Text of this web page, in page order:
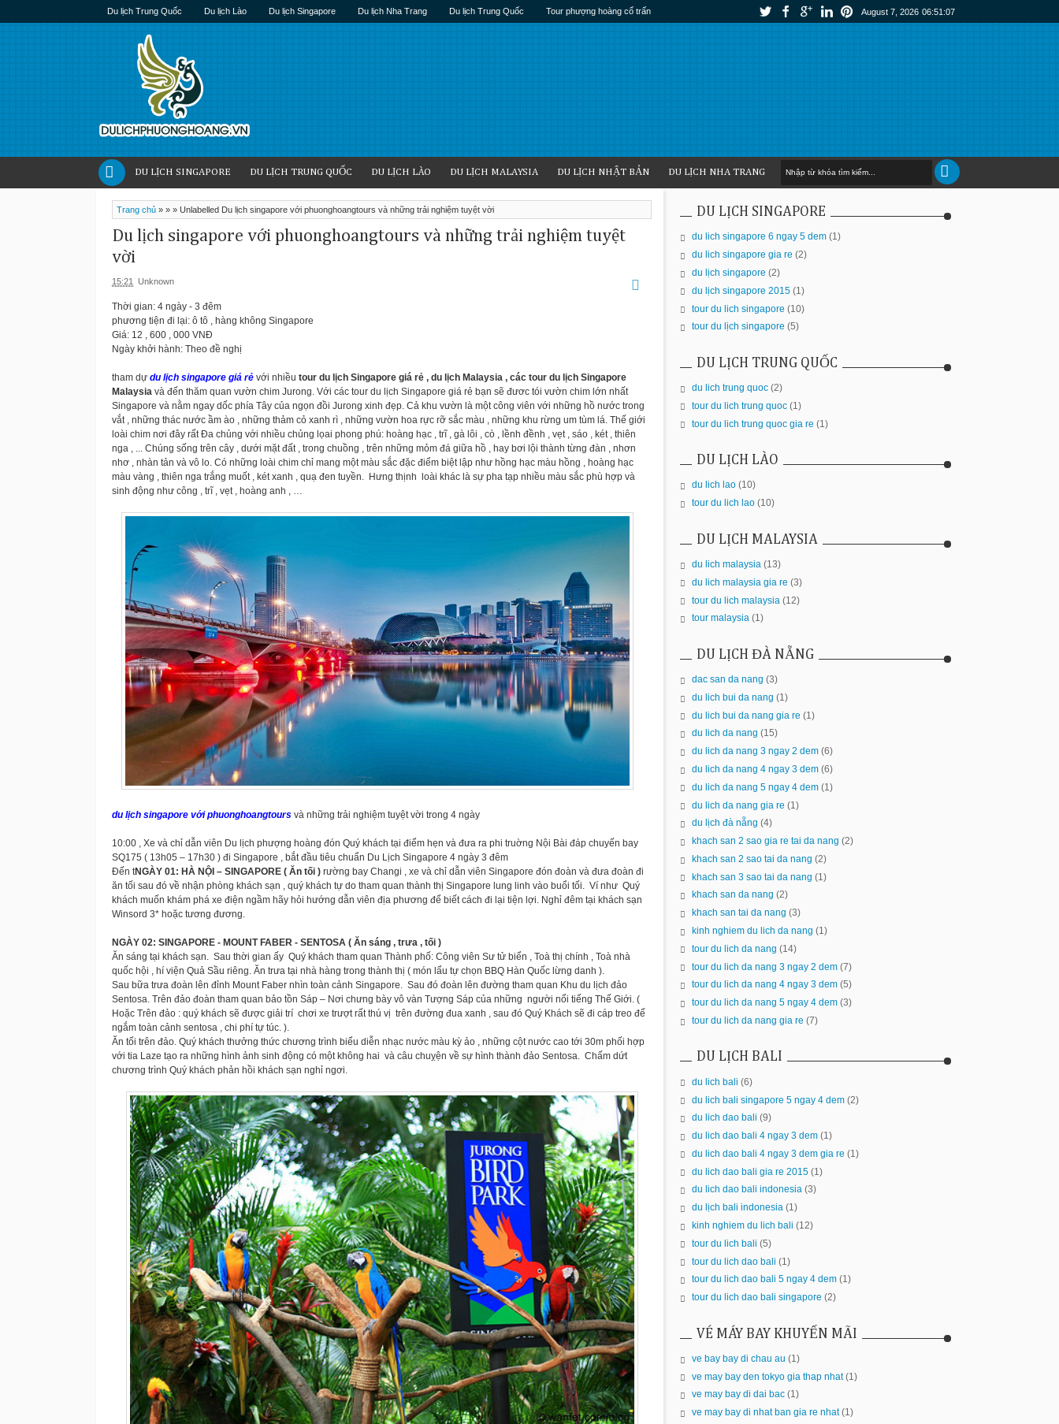
Du lịch Trung Quốc Du lịch Lào Du lịch Singapore Du lịch Nha Trang Du lịch Trung Quốc Tour phượng hoàng cổ trấn August 7, 2026 06:51:08
DU LỊCH SINGAPORE DU LỊCH TRUNG QUỐC DU LỊCH LÀO DU LỊCH MALAYSIA DU LỊCH NHẬT BẢN DU LỊCH NHA TRANG
Trang chủ » » Unlabelled
» Du lịch singapore với phuonghoangtours và những trải nghiệm tuyệt vời
Du lịch singapore với phuonghoangtours và những trải nghiệm tuyệt
vời
15:21 Unknown
Thời gian: 4 ngày - 3 đêm
phương tiện đi lại: ô tô , hàng không Singapore
Giá: 12 , 600 , 000 VNĐ
Ngày khởi hành: Theo đề nghị
tham dự du lịch singapore giá rẻ với nhiều tour du lịch Singapore giá rẻ , du lịch Malaysia , các tour du lịch Singapore
Malaysia và đến thăm quan vườn chim Jurong. Với các tour du lịch Singapore giá rẻ bạn sẽ đươc tói vườn chim lớn nhất
Singapore và nằm ngay dốc phía Tây của ngọn đồi Jurong xinh đẹp. Cả khu vườn là một công viên với những hồ nước trong
vắt , những thác nước ầm ào , những thảm cỏ xanh rì , những vườn hoa rực rỡ sắc màu , những khu rừng um tùm lá. Thế giới
loài chim nơi đây rất Đa chủng với nhiều chủng lọai phong phú: hoàng hạc , trĩ , gà lôi , cò , lềnh đềnh , vẹt , sáo , két , thiên
nga , ... Chúng sống trên cây , dưới mặt đất , trong chuồng , trên những mỏm đá giữa hồ , hay bơi lội thành từng đàn , nhơn
nhơ , nhàn tản và vô lo. Có những loài chim chỉ mang một màu sắc đặc điểm biệt lập như hồng hạc màu hồng , hoàng hạc
màu vàng , thiên nga trắng muốt , két xanh , quạ đen tuyền. Hưng thịnh loài khác là sự pha tạp nhiều màu sắc phù hợp và
sinh động như công , trĩ , vẹt , hoàng anh , …
du lịch singapore với phuonghoangtours và những trải nghiệm tuyệt vời trong 4 ngày
10:00 , Xe và chỉ dẫn viên Du lịch phượng hoàng đón Quý khách tại điểm hẹn và đưa ra phi truờng Nội Bài đáp chuyến bay
SQ175 ( 13h05 – 17h30 ) đi Singapore , bắt đầu tiêu chuẩn Du Lịch Singapore 4 ngày 3 đêm
Đến tNGÀY 01: HÀ NỘI – SINGAPORE ( Ăn tối ) rường bay Changi , xe và chỉ dẫn viên Singapore đón đoàn và đưa đoàn đi
ăn tối sau đó về nhận phòng khách sạn , quý khách tự do tham quan thành thị Singapore lung linh vào buổi tối. Ví như Quý
khách muốn khám phá xe điện ngầm hãy hỏi hướng dẫn viên địa phương để biết cách đi lại tiện lợi. Nghỉ đêm tại khách sạn
Winsord 3* hoặc tương đương.
NGÀY 02: SINGAPORE - MOUNT FABER - SENTOSA ( Ăn sáng , trưa , tối )
Ăn sáng tại khách sạn. Sau thời gian ấy Quý khách tham quan Thành phố: Công viên Sư tử biển , Toà thị chính , Toà nhà
quốc hội , hí viện Quả Sầu riêng. Ăn trưa tại nhà hàng trong thành thị ( món lẩu tự chọn BBQ Hàn Quốc lừng danh ).
Sau bữa trưa đoàn lên đỉnh Mount Faber nhìn toàn cảnh Singapore. Sau đó đoàn lên đường tham quan Khu du lịch đảo
Sentosa. Trên đảo đoàn tham quan bảo tồn Sáp – Nơi chưng bày vô vàn Tượng Sáp của những người nổi tiếng Thế Giới. (
Hoặc Trên đảo : quý khách sẽ được giải trí chơi xe trượt rất thú vị trên đường đua xanh , sau đó Quý Khách sẽ đi cáp treo để
ngắm toàn cảnh sentosa , chi phí tự túc. ).
Ăn tối trên đảo. Quý khách thưởng thức chương trình biểu diễn nhạc nước màu kỳ ảo , những cột nước cao tới 30m phối hợp
với tia Laze tạo ra những hình ảnh sinh động có một không hai và câu chuỵện về sự hình thành đảo Sentosa. Chấm dứt
chương trình Quý khách phản hồi khách sạn nghỉ ngơi.
DU LỊCH SINGAPORE
du lich singapore 6 ngay 5 dem (1)
du lich singapore gia re (2)
du lịch singapore (2)
du lịch singapore 2015 (1)
tour du lich singapore (10)
tour du lịch singapore (5)
DU LỊCH TRUNG QUỐC
du lich trung quoc (2)
tour du lich trung quoc (1)
tour du lich trung quoc gia re (1)
DU LỊCH LÀO
du lich lao (10)
tour du lich lao (10)
DU LỊCH MALAYSIA
du lich malaysia (13)
du lich malaysia gia re (3)
tour du lich malaysia (12)
tour malaysia (1)
DU LỊCH ĐÀ NẴNG
dac san da nang (3)
du lich bui da nang (1)
du lich bui da nang gia re (1)
du lich da nang (15)
du lich da nang 3 ngay 2 dem (6)
du lich da nang 4 ngay 3 dem (6)
du lich da nang 5 ngay 4 dem (1)
du lich da nang gia re (1)
du lịch đà nẵng (4)
khach san 2 sao gia re tai da nang (2)
khach san 2 sao tai da nang (2)
khach san 3 sao tai da nang (1)
khach san da nang (2)
khach san tai da nang (3)
kinh nghiem du lich da nang (1)
tour du lich da nang (14)
tour du lich da nang 3 ngay 2 dem (7)
tour du lich da nang 4 ngay 3 dem (5)
tour du lich da nang 5 ngay 4 dem (3)
tour du lich da nang gia re (7)
DU LỊCH BALI
du lich bali (6)
du lich bali singapore 5 ngay 4 dem (2)
du lich dao bali (9)
du lich dao bali 4 ngay 3 dem (1)
du lich dao bali 4 ngay 3 dem gia re (1)
du lich dao bali gia re 2015 (1)
du lich dao bali indonesia (3)
du lịch bali indonesia (1)
kinh nghiem du lich bali (12)
tour du lich bali (5)
tour du lich dao bali (1)
tour du lich dao bali 5 ngay 4 dem (1)
tour du lich dao bali singapore (2)
VÉ MÁY BAY KHUYẾN MÃI
ve bay bay di chau au (1)
ve may bay den tokyo gia thap nhat (1)
ve may bay di dai bac (1)
ve may bay di nhat ban gia re nhat (1)